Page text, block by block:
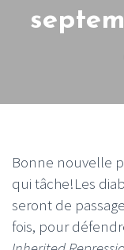
Bonne nouvelle
qui tâche!Les
seront de
fois, pour